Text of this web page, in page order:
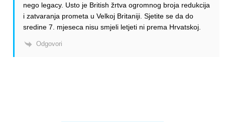
nego legacy. Usto je British žrtva ogromnog broja redukcija
i zatvaranja prometa u Velkoj Britaniji. Sjetite se da do
sredine 7. mjeseca nisu smjeli letjeti ni prema Hrvatskoj.
Odgovori